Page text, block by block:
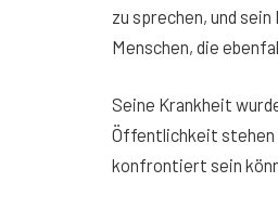
zu sprechen, und
Menschen, die
Seine Krankheit
Öffentlichkeit stehen
konfrontiert sein